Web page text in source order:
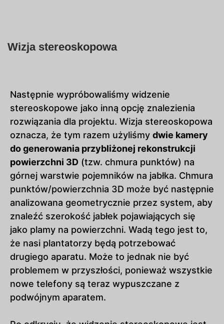
Wizja stereoskopowa
Następnie wypróbowaliśmy widzenie
stereoskopowe jako inną opcję znalezienia
rozwiązania dla projektu. Wizja stereoskopowa
oznacza, że tym razem użyliśmy dwie kamery
do generowania przybliżonej rekonstrukcji
powierzchni 3D (tzw. chmura punktów) na
górnej warstwie pojemników na jabłka. Chmura
punktów/powierzchnia 3D może być następnie
analizowana geometrycznie przez system, aby
znaleźć szerokość jabłek pojawiających się
jako plamy na powierzchni. Wadą tego jest to,
że nasi plantatorzy będą potrzebować
drugiego aparatu. Może to jednak nie być
problemem w przyszłości, ponieważ wszystkie
nowe telefony są teraz wypuszczane z
podwójnym aparatem.